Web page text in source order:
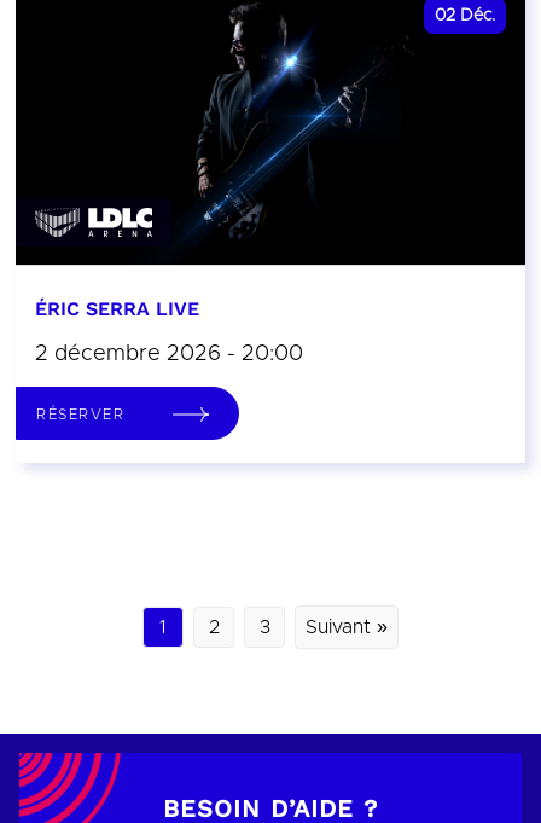
02 Déc.
ÉRIC SERRA LIVE
2 décembre 2026 - 20:00
RÉSERVER
1 2 3 Suivant »
BESOIN D’AIDE ?